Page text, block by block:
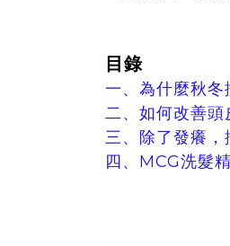
目錄
一、為什麼秋冬
二、如何改善頭
三、除了發癢，
四、MCG洗髮